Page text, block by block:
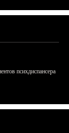
психдиспансера